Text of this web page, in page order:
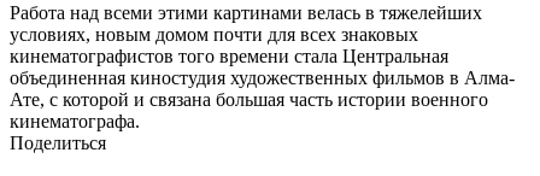
Работа над всеми этими картинами велась в тяжелейших
условиях, новым домом почти для всех знаковых
кинематографистов того времени стала Центральная
объединенная киностудия художественных фильмов в Алма-
Ате, с которой и связана большая часть истории военного
кинематографа.
Поделиться